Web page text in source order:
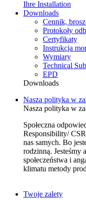
Downloads
Cennik,
Protokoły
Certyfikaty
Instrukcja
Wymiary
Technical
EPD
Downloads
Nasza polityka w
Nasza polityka w
Społeczna
Responsibility/
nas samych. Bo
rodzinną. Jesteśmy
społeczeństwa i
klimatu metody
Twoje zalety